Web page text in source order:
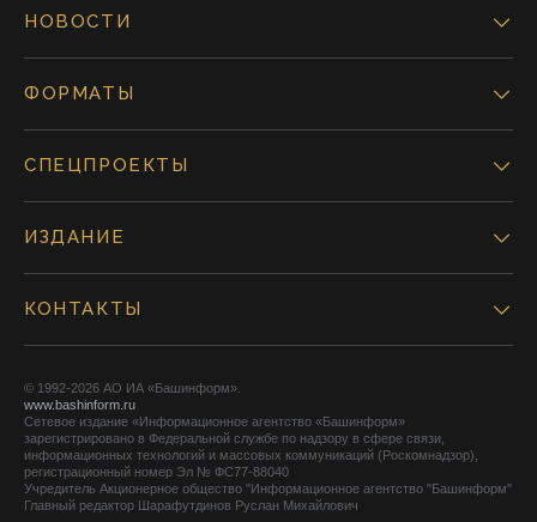
НОВОСТИ
ФОРМАТЫ
СПЕЦПРОЕКТЫ
ИЗДАНИЕ
КОНТАКТЫ
© 1992-2026 АО ИА «Башинформ».
www.bashinform.ru
Сетевое издание «Информационное агентство «Башинформ»
зарегистрировано в Федеральной службе по надзору в сфере связи,
информационных технологий и массовых коммуникаций (Роскомнадзор),
регистрационный номер Эл № ФС77-88040
Учредитель Акционерное общество "Информационное агентство "Башинформ"
Главный редактор Шарафутдинов Руслан Михайлович